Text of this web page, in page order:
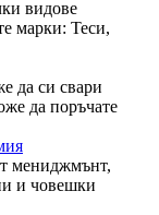
видове
марки: Теси,
да си свари
да поръчате
мениджмънт,
и човешки